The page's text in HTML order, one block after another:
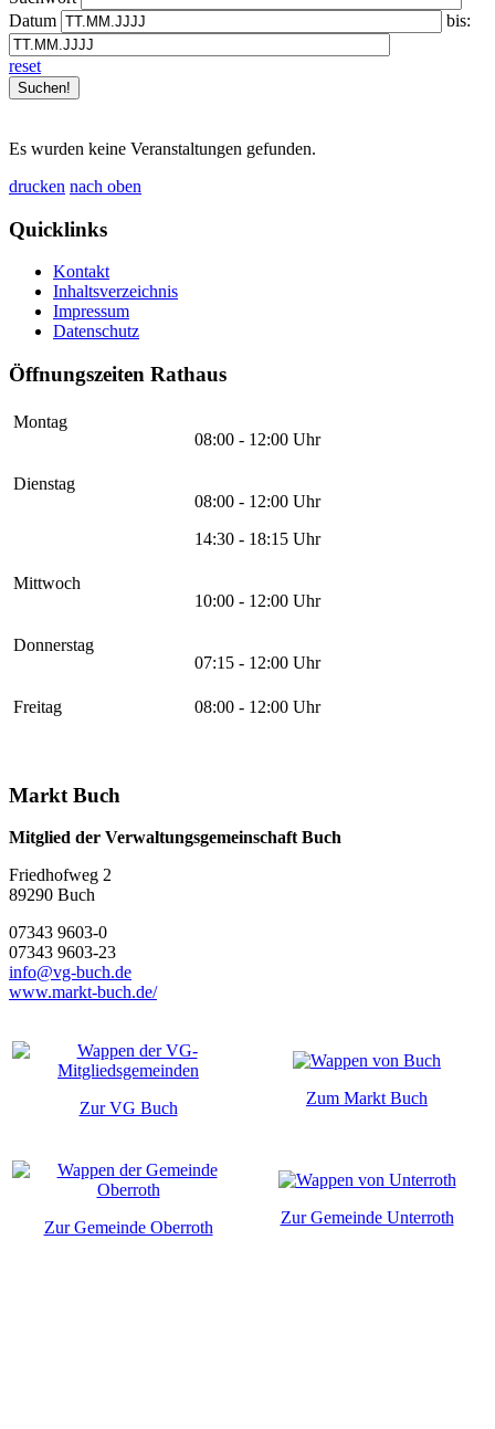
Datum
bis:
reset
Es wurden keine Veranstaltungen gefunden.
drucken nach oben
Quicklinks
Kontakt
Inhaltsverzeichnis
Impressum
Datenschutz
Öffnungszeiten Rathaus
Montag
08:00 - 12:00 Uhr
Dienstag
08:00 - 12:00 Uhr
14:30 - 18:15 Uhr
Mittwoch
10:00 - 12:00 Uhr
Donnerstag
07:15 - 12:00 Uhr
Freitag 08:00 - 12:00 Uhr
Markt Buch
Mitglied der Verwaltungsgemeinschaft Buch
Friedhofweg 2
89290 Buch
07343 9603-0
07343 9603-23
info@vg-buch.de
www.markt-buch.de/
Zur VG Buch
Zum Markt Buch
Zur Gemeinde Oberroth
Zur Gemeinde Unterroth